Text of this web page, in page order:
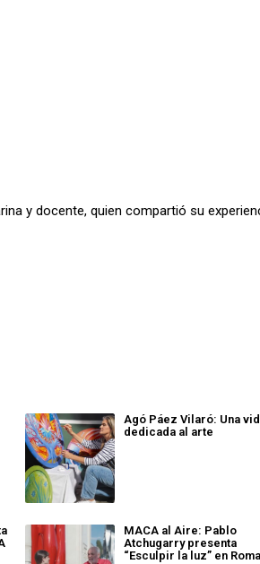
y docente, quien compartió su
Agó Páez Vilaró: Una
dedicada al arte
MACA al Aire: Pablo
Atchugarry presenta
“Esculpir la luz” en Roma